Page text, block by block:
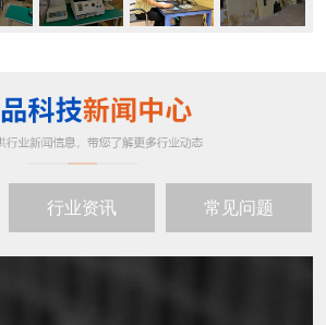
行业资讯 常见问题